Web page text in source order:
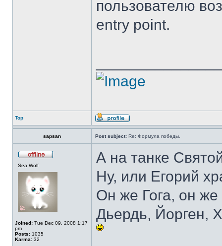
пользователю
entry point.
Top
sapsan Post subject: Re: Формула победы.
Sea Wolf
Joined: Tue Dec 09, 2008 1:17
pm
Posts: 1035
Karma: 32
А на танке
Ну, или Егорий
Он же Гога, он
Дьердь, Йорген,